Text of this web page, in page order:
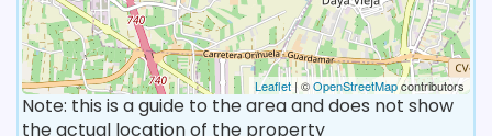
Leaflet| ©OpenStreetMapcontributors
Note: this is a guide to the area and does not show
the actual location of the property